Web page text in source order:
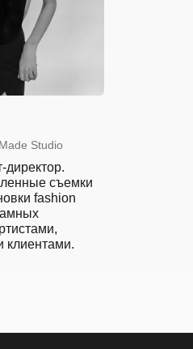
Studio
директор.
съемки
fashion
клиентами.